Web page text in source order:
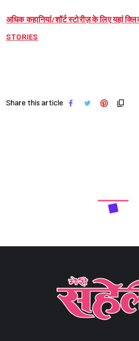
अधिक कहानियां/शॉर्ट स्टोरीज़ के लिए यहां
STORIES
Share this article